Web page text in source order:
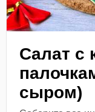
Салат с
сыром)